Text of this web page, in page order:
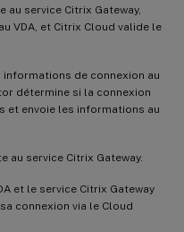
au service Citrix Gateway,
VDA, et Citrix Cloud valide le
informations de connexion au
détermine si la connexion
et envoie les informations au
au service Citrix Gateway.
et le service Citrix Gateway
connexion via le Cloud